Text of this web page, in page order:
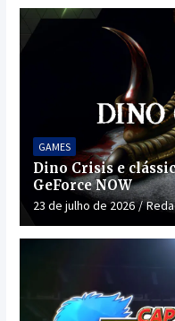
GAMES
Dino Crisis e
GeForce NOW
23 de julho de 2026